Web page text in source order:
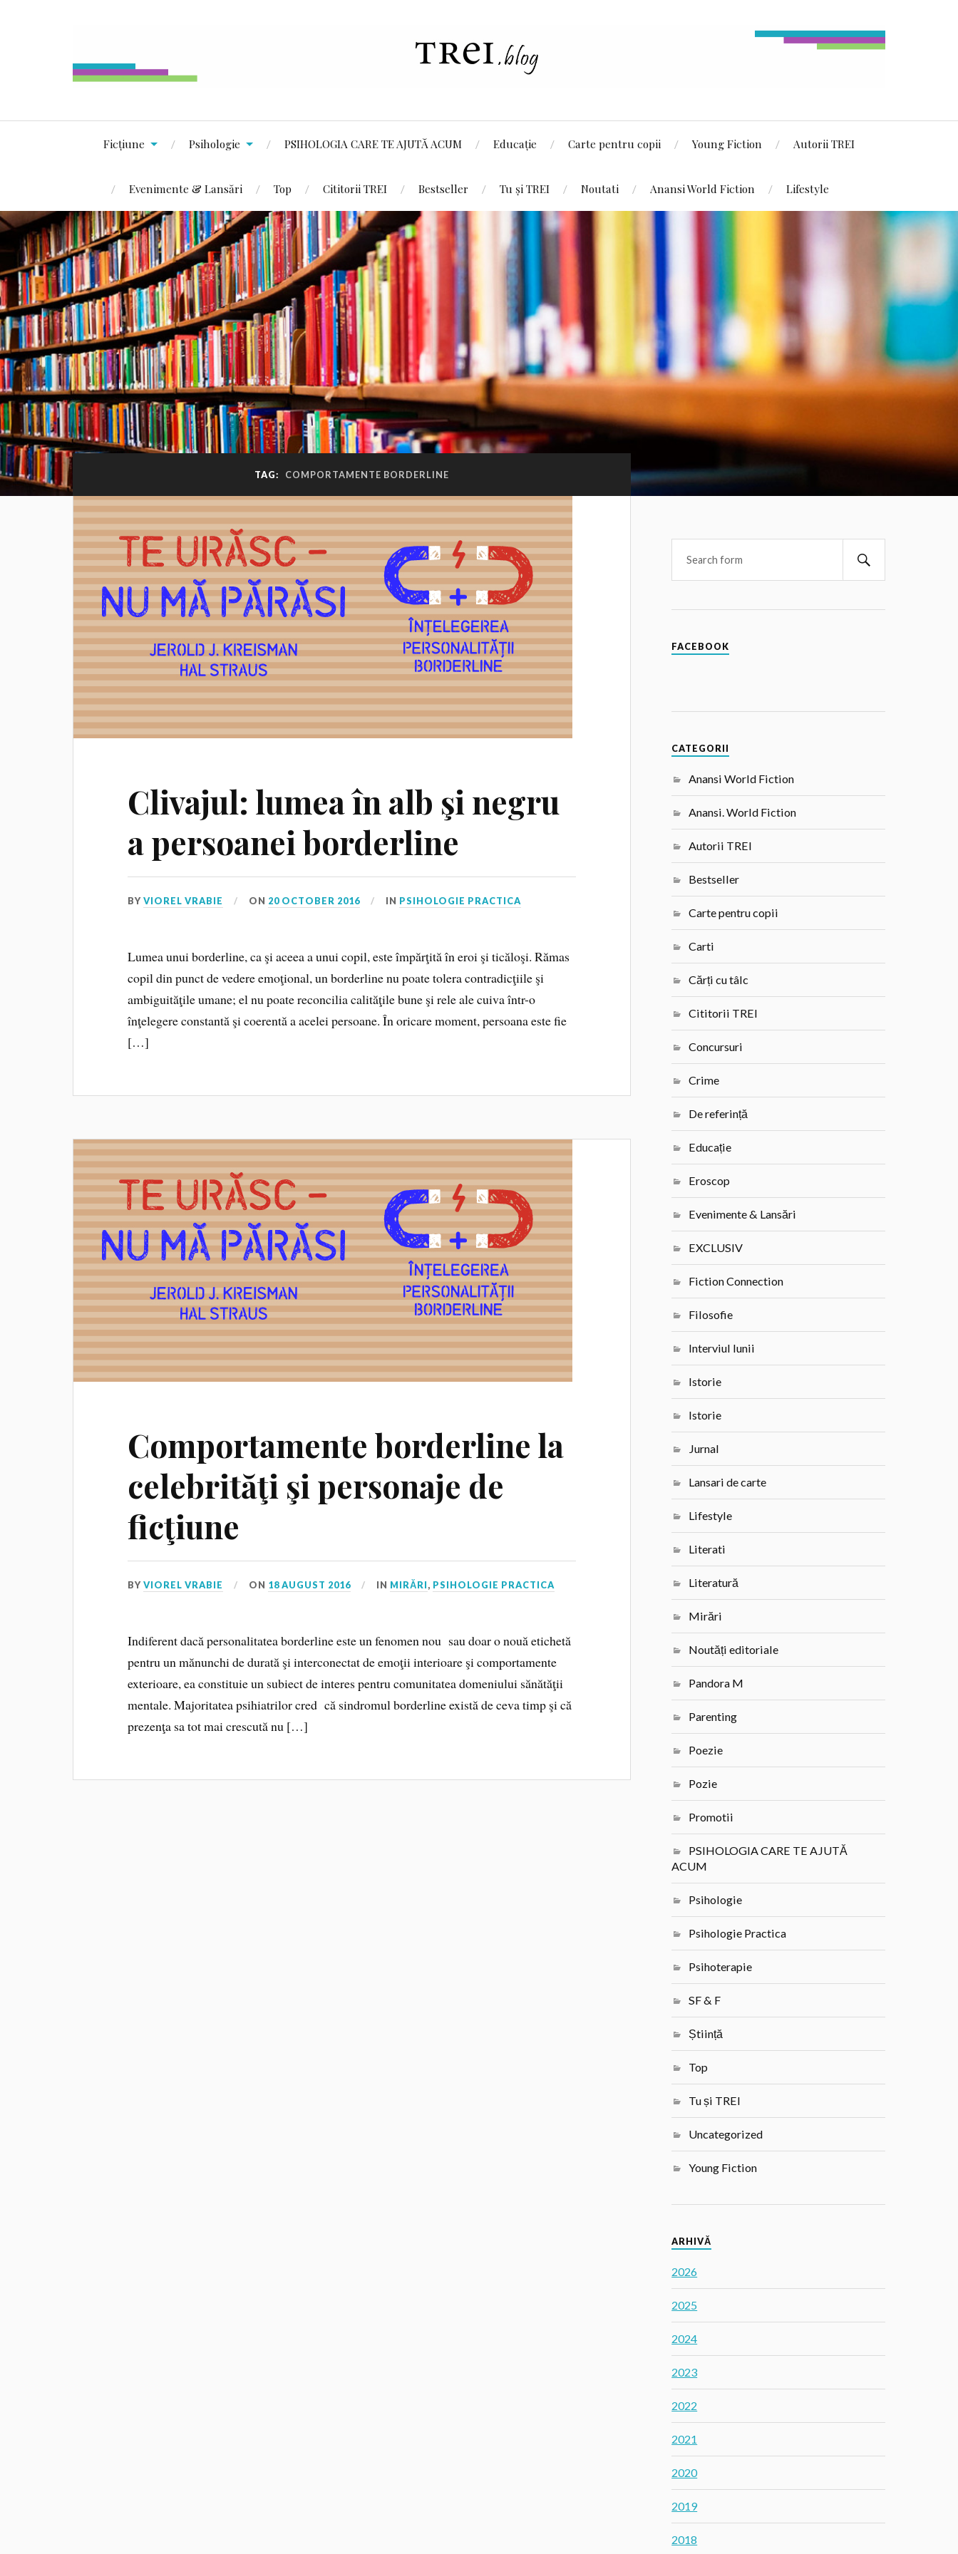
Ficțiune Psihologie PSIHOLOGIA CARE TE AJUTĂ ACUM Educație Carte pentru copii Young Fiction Autorii TREI
Evenimente & Lansări Top Cititorii TREI Bestseller Tu și TREI Noutati Anansi World Fiction Lifestyle
TAG: COMPORTAMENTE BORDERLINE
Clivajul: lumea în alb şi negru
a persoanei borderline
BYVIOREL VRABIE ON 20 OCTOBER 2016 IN PSIHOLOGIE PRACTICA
Lumea unui borderline, ca şi aceea a unui copil, este împărţită în eroi şi ticăloşi. Rămas
copil din punct de vedere emoţional, un borderline nu poate tolera contradicţiile şi
ambiguităţile umane; el nu poate reconcilia calităţile bune şi rele ale cuiva într-o
înţelegere constantă şi coerentă a acelei persoane. În oricare moment, persoana este fie
[…]
Comportamente borderline la
celebrităţi şi personaje de
ficţiune
BYVIOREL VRABIE ON 18 AUGUST 2016 IN MIRĂRI, PSIHOLOGIE PRACTICA
Indiferent dacă personalitatea borderline este un fenomen nou sau doar o nouă etichetă
pentru un mănunchi de durată şi interconectat de emoţii interioare şi comportamente
exterioare, ea constituie un subiect de interes pentru comunitatea domeniului sănătăţii
mentale. Majoritatea psihiatrilor cred că sindromul borderline există de ceva timp şi că
prezenţa sa tot mai crescută nu […]
FACEBOOK
CATEGORII
Anansi World Fiction
Anansi. World Fiction
Autorii TREI
Bestseller
Carte pentru copii
Carti
Cărți cu tâlc
Cititorii TREI
Concursuri
Crime
De referință
Educație
Eroscop
Evenimente & Lansări
EXCLUSIV
Fiction Connection
Filosofie
Interviul lunii
Istorie
Istorie
Jurnal
Lansari de carte
Lifestyle
Literati
Literatură
Mirări
Noutăți editoriale
Pandora M
Parenting
Poezie
Pozie
Promotii
PSIHOLOGIA CARE TE AJUTĂ
ACUM
Psihologie
Psihologie Practica
Psihoterapie
SF & F
Știință
Top
Tu și TREI
Uncategorized
Young Fiction
ARHIVĂ
2026
2025
2024
2023
2022
2021
2020
2019
2018